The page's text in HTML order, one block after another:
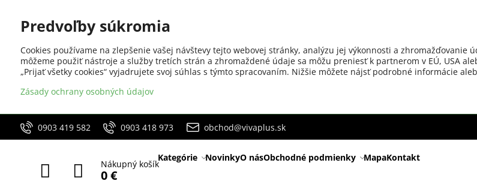
0903 419 582 0903 418 973 obchod@vivaplus.sk
Nákupný košík
0 €
Kategórie NovinkyO násObchodné podmienky MapaKontakt
Predvoľby súkromia
Cookies používame na zlepšenie vašej návštevy tejto webovej stránky, analýzu jej výkonnosti a zhromažďovanie
môžeme použiť nástroje a služby tretích strán a zhromaždené údaje sa môžu preniesť k partnerom v EÚ, USA
„Prijať všetky cookies“ vyjadrujete svoj súhlas s týmto spracovaním. Nižšie môžete nájsť podrobné informácie
Zásady ochrany osobných údajov